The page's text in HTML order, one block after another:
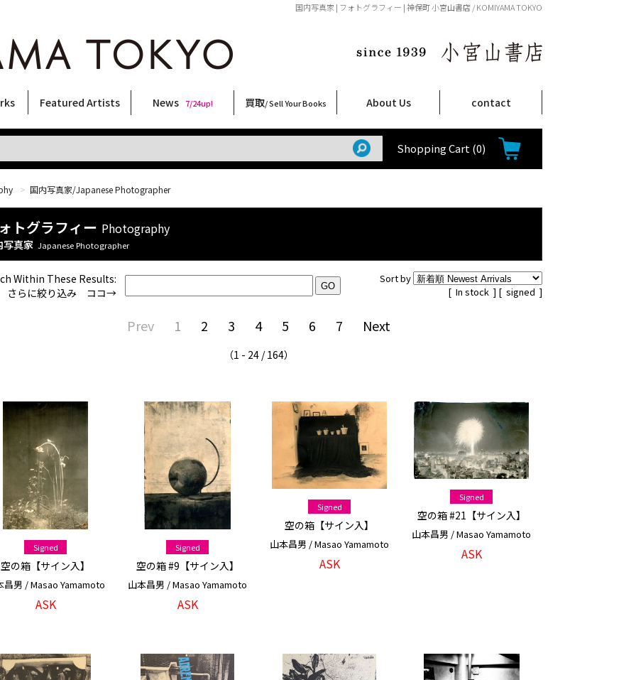
国内写真家 | フォトグラフィー | 神保町 小宮山書店 / KOMIYAMA TOKYO
ー
ト
Featured Artists
稲嶺啓一(東風終)
村田言恵
丸岡和吾
Rico Casella
キム・ロートン
菅谷晋一
柴田亜美
内藤啓介
CHRIS
二本木里美
三島由紀夫
秋赤音
大西洋介
須藤昌人
大類信
COOKIE
北島敬三
内藤ルネ
森山大道
林月光
横尾忠則
天野タケル
佐伯俊男
春川ナミオ
三島剛
News 7/24up!
新着・おすすめ商品 9/7up!
フェア・イベント情報 7/24up!
お店からのお知らせ 6/1up!
買取/ Sell Your Books
買取ブログ
買取専用フォーム
古書 / 古本の買取
美術品の買取
出張買取について
宅配買取について
店頭買取について
よくある質問
About Us
店舗案内
Shop Infomation
ご注文について
How to Order
特定商取引法に関する表示
プライバシーポリシー
contact
Shopping Cart (0)
> 国内写真家/Japanese Photographer
トグラフィー Photography
写真家 Japanese Photographer
Within These Results:
さらに絞り込み ココ→
Sort by
[ In stock ] [ signed ]
Prev 1 2 3 4 5 6 7 Next
（1 - 24 / 164）
Signed
空の箱【サイン入】
昌男 / Masao Yamamoto
ASK
Signed
空の箱 #9【サイン入】
山本昌男 / Masao Yamamoto
ASK
Signed
空の箱【サイン入】
山本昌男 / Masao Yamamoto
ASK
Signed
空の箱 #21【サイン入】
山本昌男 / Masao Yamamoto
ASK